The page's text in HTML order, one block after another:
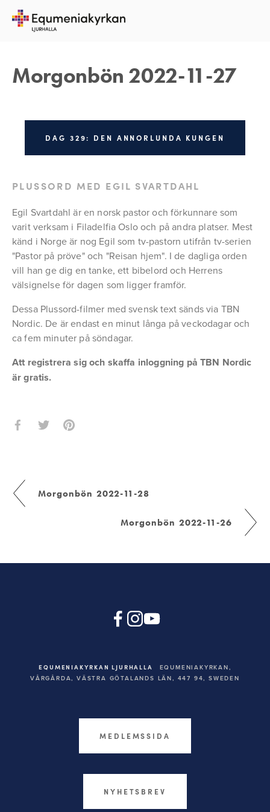
Morgonbön 2022-11-27
DAG 329: DEN ANNORLUNDA KUNGEN
PLUSSORD MED EGIL SVARTDAHL
Egil Svartdahl är en norsk pastor och förkunnare som
varit verksam i Filadelfia Oslo och på andra platser. Mest
känd i Norge är nog Egil som tv-pastorn utifrån tv-serien
"Pastor på pröve" och "Reisan hjem". I de dagliga orden
vill han ge dig en tanke, ett bibelord och Herrens
välsignelse för dagen som ligger framför.
Dessa Plussord-filmer med svensk text sänds via TBN
Nordic. De är endast en minut långa på veckodagar och
ca fem minuter på söndagar.
Att registrera sig och skaffa inloggning på TBN Nordic
är gratis.
27 NOVEMBER 2022
Morgonbön 2022-11-28
Morgonbön 2022-11-26
EQUMENIAKYRKAN LJURHALLA
EQUMENIAKYRKAN,
VÅRGÅRDA, VÄSTRA GÖTALANDS LÄN, 447 94, SWEDEN
MEDLEMSSIDA
NYHETSBREV